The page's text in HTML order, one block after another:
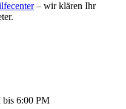
– wir klären Ihr
6:00 PM